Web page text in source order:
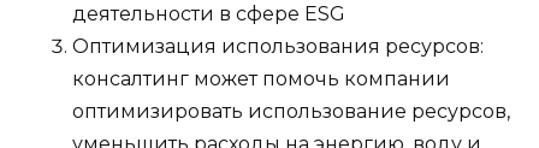
деятельности в сфере ESG
Оптимизация использования ресурсов:
консалтинг может помочь компании
оптимизировать использование ресурсов,